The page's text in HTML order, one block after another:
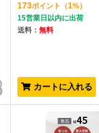
173ポイント （1%）
15営業日以内に出荷
送料：無料
カートに入れる